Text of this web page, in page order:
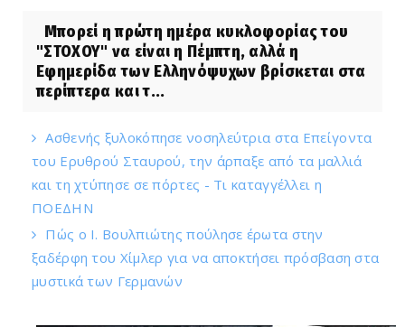
Μπορεί η πρώτη ημέρα κυκλοφορίας του
"ΣΤΟΧΟΥ" να είναι η Πέμπτη, αλλά η
Εφημερίδα των Ελληνόψυχων βρίσκεται στα
περίπτερα και τ...
Ασθενής ξυλοκόπησε νοσηλεύτρια στα Επείγοντα
του Ερυθρού Σταυρού, την άρπαξε από τα μαλλιά
και τη χτύπησε σε πόρτες - Τι καταγγέλλει η
ΠΟΕΔΗΝ
Πώς ο Ι. Βουλπιώτης πούλησε έρωτα στην
ξαδέρφη του Χίμλερ για να αποκτήσει πρόσβαση στα
μυστικά των Γερμανών